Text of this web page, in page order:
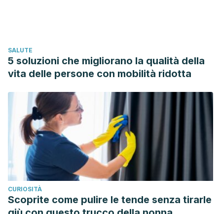
SALUTE
5 soluzioni che migliorano la qualità della
vita delle persone con mobilità ridotta
CURIOSITÀ
Scoprite come pulire le tende senza tirarle